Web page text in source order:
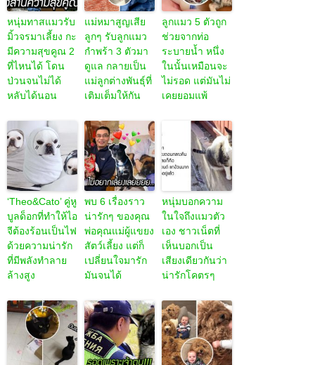
หนุ่มทาสแมวรับ
มิ้วจรมาเลี้ยง กะ
มีความสุขคูณ 2
ที่ไหนได้ โดน
ป่วนจนไม่ได้
หลับได้นอน
แม่หมาสูญเสีย
ลูกๆ รับลูกแมว
กำพร้า 3 ตัวมา
ดูแล กลายเป็น
แม่ลูกต่างพันธุ์ที่
เติมเต็มให้กัน
ลูกแมว 5 ตัวถูก
ช่วยจากท่อ
ระบายน้ำ หนึ่ง
ในนั้นเหมือนจะ
ไม่รอด แต่มันไม่
เคยยอมแพ้
‘Theo&Cato’ คู่หู
บูลด็อกที่ทำให้ไอ
จีต้องร้อนเป็นไฟ
ด้วยความน่ารัก
ที่มีพลังทำลาย
ล้างสูง
พบ 6 เรื่องราว
น่ารักๆ ของคุณ
พ่อคุณแม่ผู้แขยง
สัตว์เลี้ยง แต่ก็
เปลี่ยนใจมารัก
มันจนได้
หนุ่มบอกความ
ในใจถึงแมวตัว
เอง ชาวเน็ตที่
เห็นบอกเป็น
เสียงเดียวกันว่า
น่ารักโคตรๆ